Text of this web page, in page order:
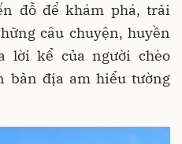
đỗ để khám phá, trải
câu chuyện, huyền
lời kể của người chèo
bản địa am hiểu tường